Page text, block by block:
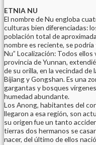
ETNIA NU
El nombre de Nu engloba
culturas bien diferenciadas:
población total de
nombre es reciente, se
Nu” Localización: Todos ellos
provincia de Yunnan,
de su orilla, en la vecindad
Bijiang y Gongshan. Es una
gargantas y bosques
humedad abundante.
Los Anong, habitantes del
llegaron a esa región, son
su origen fue un tanto
tierras dos hermanos se
nacer, del último de ellos